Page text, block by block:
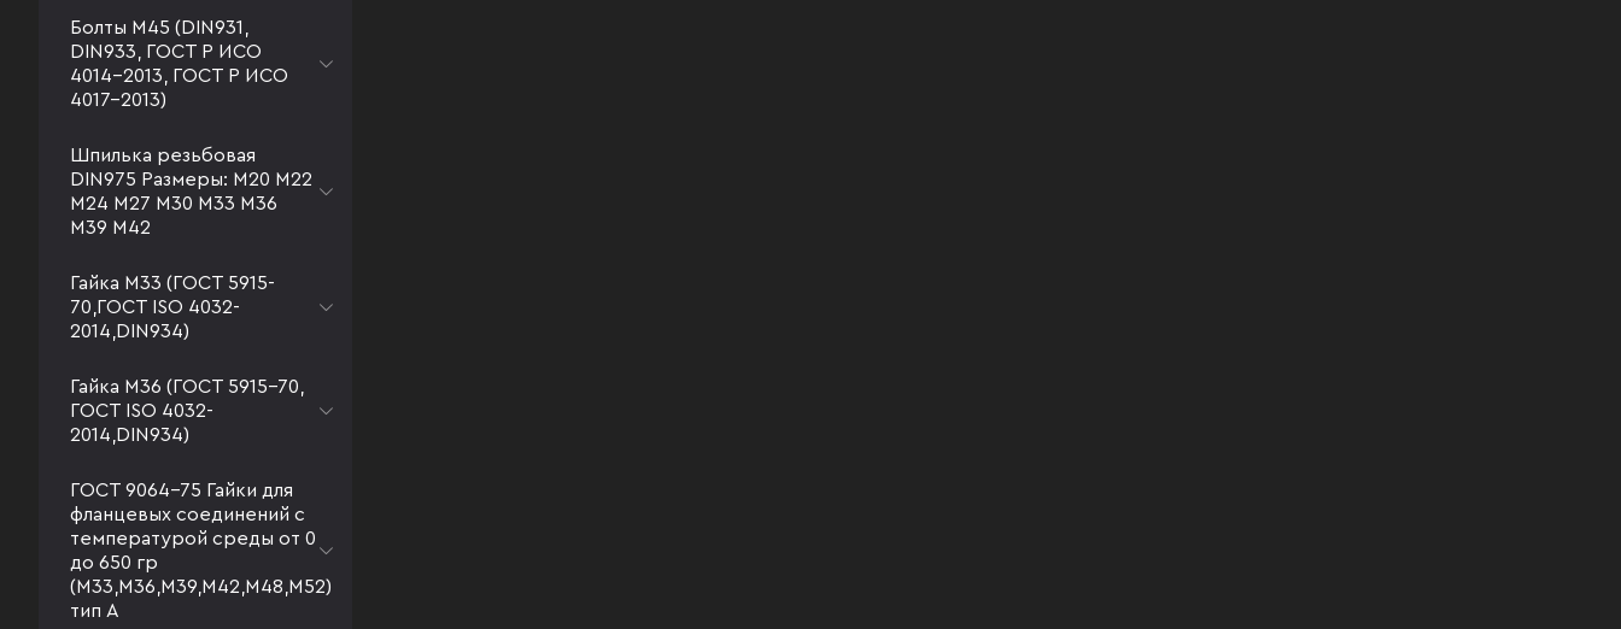
Болты М45 (DIN931,
DIN933, ГОСТ Р ИСО
4014-2013, ГОСТ Р ИСО
4017-2013)
Шпилька резьбовая
DIN975 Размеры: М20 М22
М24 М27 М30 М33 М36
М39 М42
Гайка М33 (ГОСТ 5915-
70,ГОСТ ISO 4032-
2014,DIN934)
Гайка М36 (ГОСТ 5915-70,
ГОСТ ISO 4032-
2014,DIN934)
ГОСТ 9064-75 Гайки для
фланцевых соединений с
температурой среды от 0
до 650 гр
(М33,М36,М39,М42,М48,М52)
тип А